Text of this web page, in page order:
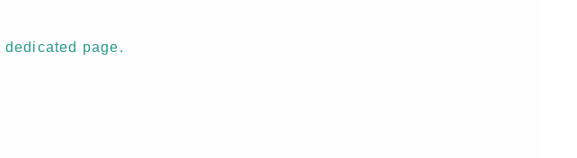
dedicated page.